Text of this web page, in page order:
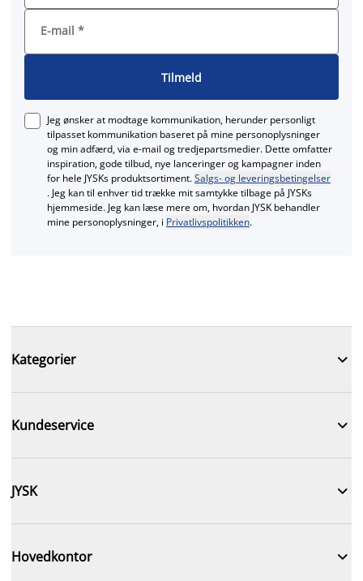
E-mail *
Tilmeld
Jeg ønsker at modtage kommunikation, herunder personligt
tilpasset kommunikation baseret på mine personoplysninger
og min adfærd, via e‑mail og tredjepartsmedier. Dette omfatter
inspiration, gode tilbud, nye lanceringer og kampagner inden
for hele JYSKs produktsortiment.Salgs- og leveringsbetingelser
. Jeg kan til enhver tid trække mit samtykke tilbage på JYSKs
hjemmeside. Jeg kan læse mere om, hvordan JYSK behandler
mine personoplysninger, i Privatlivspolitikken.
Kategorier 
Kundeservice 
JYSK 
Hovedkontor 